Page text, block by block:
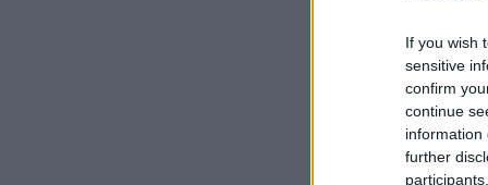
If you wish
sensitive
confirm
continue
information
further